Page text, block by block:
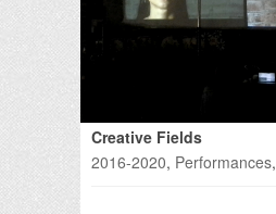
Creative Fields
2016-2020, Performances,